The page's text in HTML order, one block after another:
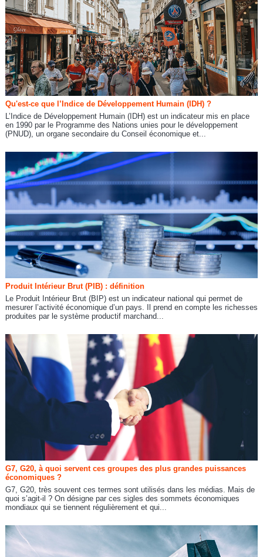
Qu'est-ce que l’Indice de Développement Humain (IDH) ?
L’Indice de Développement Humain (IDH) est un indicateur mis en place
en 1990 par le Programme des Nations unies pour le développement
(PNUD), un organe secondaire du Conseil économique et...
Produit Intérieur Brut (PIB) : définition
Le Produit Intérieur Brut (BIP) est un indicateur national qui permet de
mesurer l’activité économique d’un pays. Il prend en compte les richesses
produites par le système productif marchand...
G7, G20, à quoi servent ces groupes des plus grandes puissances
économiques ?
G7, G20, très souvent ces termes sont utilisés dans les médias. Mais de
quoi s’agit-il ? On désigne par ces sigles des sommets économiques
mondiaux qui se tiennent régulièrement et qui...